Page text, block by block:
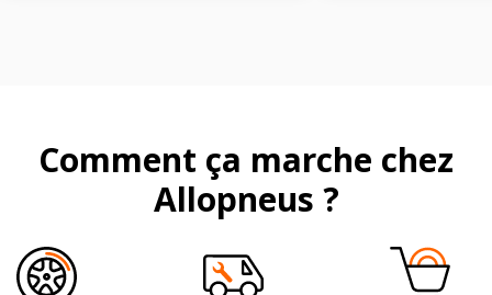
Comment ça marche chez
Allopneus ?